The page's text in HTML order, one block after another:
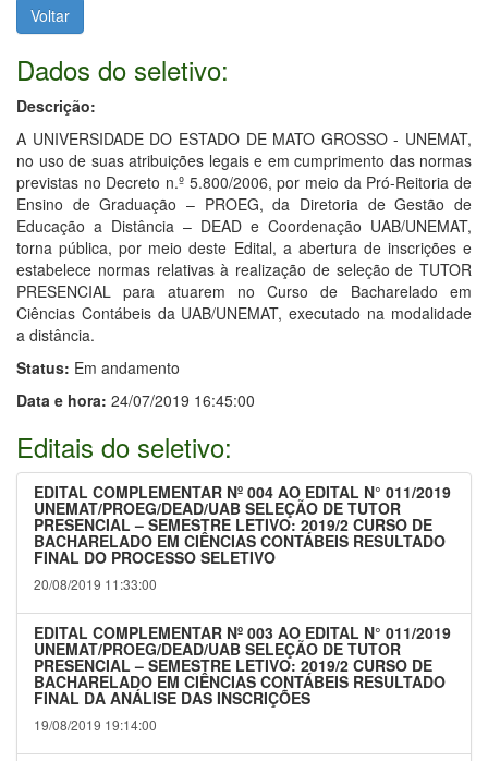
Voltar
Dados do seletivo:
Descrição:
A UNIVERSIDADE DO ESTADO DE MATO GROSSO - UNEMAT,
no uso de suas atribuições legais e em cumprimento das normas
previstas no Decreto n.º 5.800/2006, por meio da Pró-Reitoria de
Ensino de Graduação – PROEG, da Diretoria de Gestão de
Educação a Distância – DEAD e Coordenação UAB/UNEMAT,
torna pública, por meio deste Edital, a abertura de inscrições e
estabelece normas relativas à realização de seleção de TUTOR
PRESENCIAL para atuarem no Curso de Bacharelado em
Ciências Contábeis da UAB/UNEMAT, executado na modalidade
a distância.
Status: Em andamento
Data e hora: 24/07/2019 16:45:00
Editais do seletivo:
EDITAL COMPLEMENTAR Nº 004 AO EDITAL N° 011/2019
UNEMAT/PROEG/DEAD/UAB SELEÇÃO DE TUTOR
PRESENCIAL – SEMESTRE LETIVO: 2019/2 CURSO DE
BACHARELADO EM CIÊNCIAS CONTÁBEIS RESULTADO
FINAL DO PROCESSO SELETIVO
20/08/2019 11:33:00
EDITAL COMPLEMENTAR Nº 003 AO EDITAL N° 011/2019
UNEMAT/PROEG/DEAD/UAB SELEÇÃO DE TUTOR
PRESENCIAL – SEMESTRE LETIVO: 2019/2 CURSO DE
BACHARELADO EM CIÊNCIAS CONTÁBEIS RESULTADO
FINAL DA ANÁLISE DAS INSCRIÇÕES
19/08/2019 19:14:00